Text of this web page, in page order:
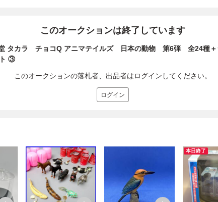
このオークションは終了しています
タカラ チョコQ アニマテイルズ 日本の動物 第6弾 全24種
ト ③
このオークションの落札者、出品者はログインしてください。
ログイン
本日終了